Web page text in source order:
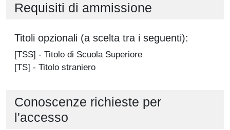
Requisiti di ammissione
Titoli opzionali (a scelta tra i seguenti):
[TSS] - Titolo di Scuola Superiore
[TS] - Titolo straniero
Conoscenze richieste per
l'accesso